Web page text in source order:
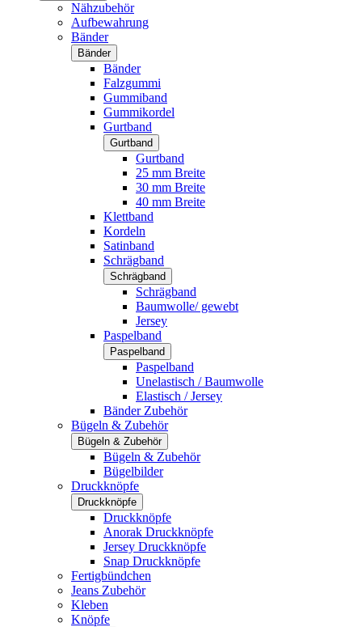
Nähzubehör
Aufbewahrung
Bänder
Bänder
Bänder
Falzgummi
Gummiband
Gummikordel
Gurtband
Gurtband
Gurtband
25 mm Breite
30 mm Breite
40 mm Breite
Klettband
Kordeln
Satinband
Schrägband
Schrägband
Schrägband
Baumwolle/ gewebt
Jersey
Paspelband
Paspelband
Paspelband
Unelastisch / Baumwolle
Elastisch / Jersey
Bänder Zubehör
Bügeln & Zubehör
Bügeln & Zubehör
Bügeln & Zubehör
Bügelbilder
Druckknöpfe
Druckknöpfe
Druckknöpfe
Anorak Druckknöpfe
Jersey Druckknöpfe
Snap Druckknöpfe
Fertigbündchen
Jeans Zubehör
Kleben
Knöpfe